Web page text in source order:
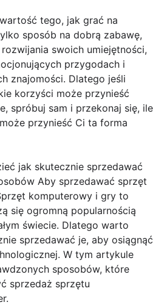
tego, jak grać na
sposób na dobrą zabawę,
swoich umiejętności,
przygodach i
znajomości. Dlatego jeśli
korzyści może przynieść
spróbuj sam i przekonaj się, ile
przynieść Ci ta forma
jak skutecznie sprzedawać
Aby sprzedawać sprzęt
komputerowy i gry to
się ogromną popularnością
świecie. Dlatego warto
sprzedawać je, aby osiągnąć
W tym artykule
sposobów, które
sprzedaż sprzętu